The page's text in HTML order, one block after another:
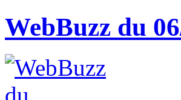
WebBuzz du